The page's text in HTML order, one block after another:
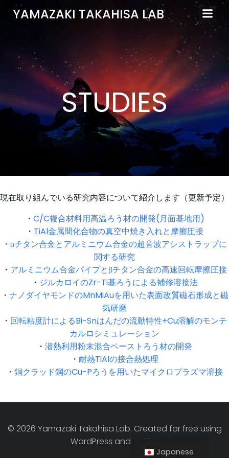
ン
ツ
へ
キ
ッ
プ
YAMAZAKI TAKAHISA LAB
STUDIES
現在取り組んでいる研究内容について紹介します（更新予定）
・ C/C複合材料用高温ろう材の開発(月面基地用)
・ TiAl金属間化合物の真空中焼き入れと摩擦圧接
・ αチタン合金とアルミニウム合金の超音波アシストラップに
関する研究
・ アルミニウム合金パイプとβチタン合金の高速回転摩擦圧接
・ ジルカロイのZr-Ti基ろうによる補修溶接法
・ ナノダイヤモンドのMnMiAuを用いた表面改質磁石形成と磁
気研磨
・ 回転粘度計によるBi-Snはんだの流動特性+Cu溶解のモンテ
カルロシミュレーション
・ 潜熱利用粉末混合ペーストろう材の開発
・ 耐熱TiAlの接合熱処理
・ 銅クラッド鋼のCu-Pろうを用いたマイクロプラズマ溶接
© 2026 Yamazaki Takahisa Lab. Created for free using
WordPress and Colibri
Japanese